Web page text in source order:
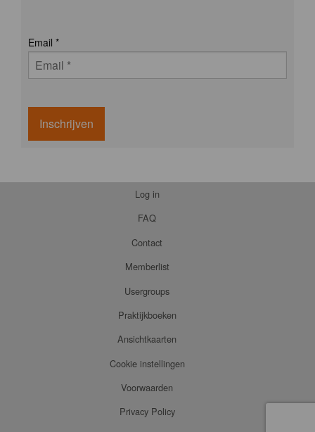
Email *
Inschrijven
Log in
FAQ
Contact
Memberlist
Usergroups
Praktijkboeken
Ansichtkaarten
Cookie instellingen
Voorwaarden
Privacy Policy